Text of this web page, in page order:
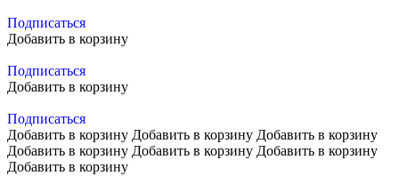
Подписаться
Добавить в корзину
Подписаться
Добавить в корзину
Подписаться
Добавить в корзину Добавить в корзину Добавить в корзину
Добавить в корзину Добавить в корзину Добавить в корзину
Добавить в корзину